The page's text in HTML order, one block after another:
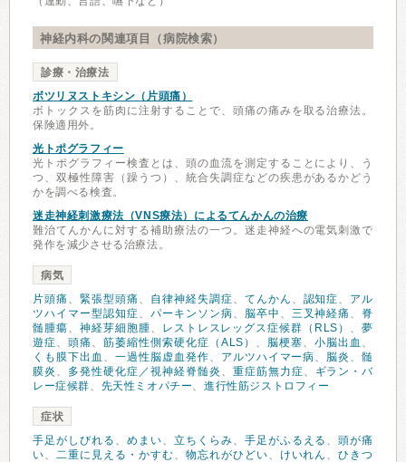
神経内科の関連項目（病院検索）
診療・治療法
ボツリヌストキシン（片頭痛）
ボトックスを筋肉に注射することで、頭痛の痛みを取る治療法。
保険適用外。
光トポグラフィー
光トポグラフィー検査とは、頭の血流を測定することにより、う
つ、双極性障害（躁うつ）、統合失調症などの疾患があるかどう
かを調べる検査。
迷走神経刺激療法（VNS療法）によるてんかんの治療
難治てんかんに対する補助療法の一つ。迷走神経への電気刺激で
発作を減少させる治療法。
病気
片頭痛 、 緊張型頭痛 、 自律神経失調症、 てんかん 、 認知症、 アル
ツハイマー型認知症、 パーキンソン病、 脳卒中 、 三叉神経痛 、 脊
髄腫瘍、 神経芽細胞腫、 レストレスレッグス症候群（RLS） 、夢
遊症、頭痛 、筋萎縮性側索硬化症（ALS） 、 脳梗塞、小脳出血 、
くも膜下出血 、 一過性脳虚血発作、 アルツハイマー病、 脳炎 、髄
膜炎 、 多発性硬化症／視神経脊髄炎 、 重症筋無力症、
ギラン・バ
レー症候群、 先天性ミオパチー、進行性筋ジストロフィー
症状
手足がしびれる 、 めまい、 立ちくらみ、 手足がふるえる 、頭が痛
い、 二重に見える・かすむ、 物忘れがひどい、 けいれん 、ひきつ